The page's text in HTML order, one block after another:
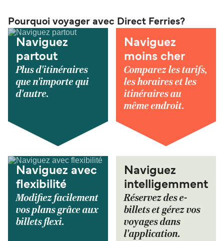
Pourquoi voyager avec Direct Ferries?
Naviguez
partout
Plus d'itinéraires
que n'importe qui
d'autre.
Naviguez
moins cher
Comparez les tarifs,
les horaires et les
itinéraires au
même endroit.
Naviguez avec
flexibilité
Modifiez facilement
vos plans grâce aux
billets flexi.
Naviguez
intelligemment
Réservez des e-
billets et gérez vos
voyages dans
l'application.